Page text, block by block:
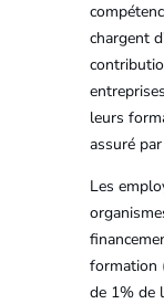
chargent
leurs
assuré
Les
formation
de 1% de